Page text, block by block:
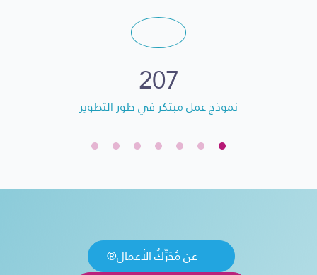
207
نموذج عمل مبتكر في طور التطوير
عن مُحَرِّكُ الأعمال®